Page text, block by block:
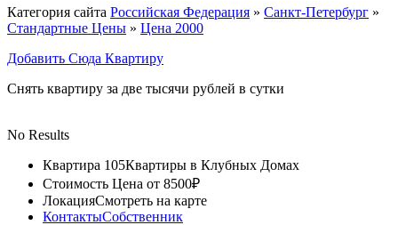
Категория сайта Российская Федерация » Санкт-Петербург »
Стандартные Цены » Цена 2000
Добавить Сюда Квартиру
Снять квартиру за две тысячи рублей в сутки
No Results
Квартира 105Квартиры в Клубных Домах
Стоимость Цена от 8500₽
ЛокацияСмотреть на карте
КонтактыСобственник